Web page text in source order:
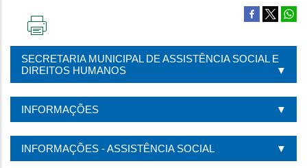
PÁGINA
SECRETARIA MUNICIPAL DE ASSISTÊNCIA SOCIAL E
DIREITOS HUMANOS
INFORMAÇÕES
INFORMAÇÕES - ASSISTÊNCIA SOCIAL